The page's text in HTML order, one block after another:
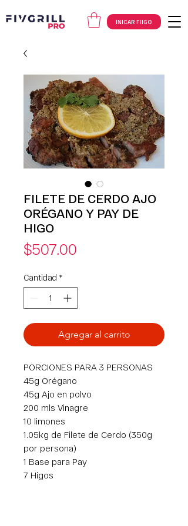
INICAR FIIGO
FILETE DE CERDO AJO
ORÉGANO Y PAY DE
HIGO
$507.00
Cantidad *
Agregar al carrito
PORCIONES PARA 3 PERSONAS
45g Orégano
45g Ajo en polvo
200 mls Vinagre
10 limones
1.05kg de Filete de Cerdo (350g
por persona)
1 Base para Pay
7 Higos